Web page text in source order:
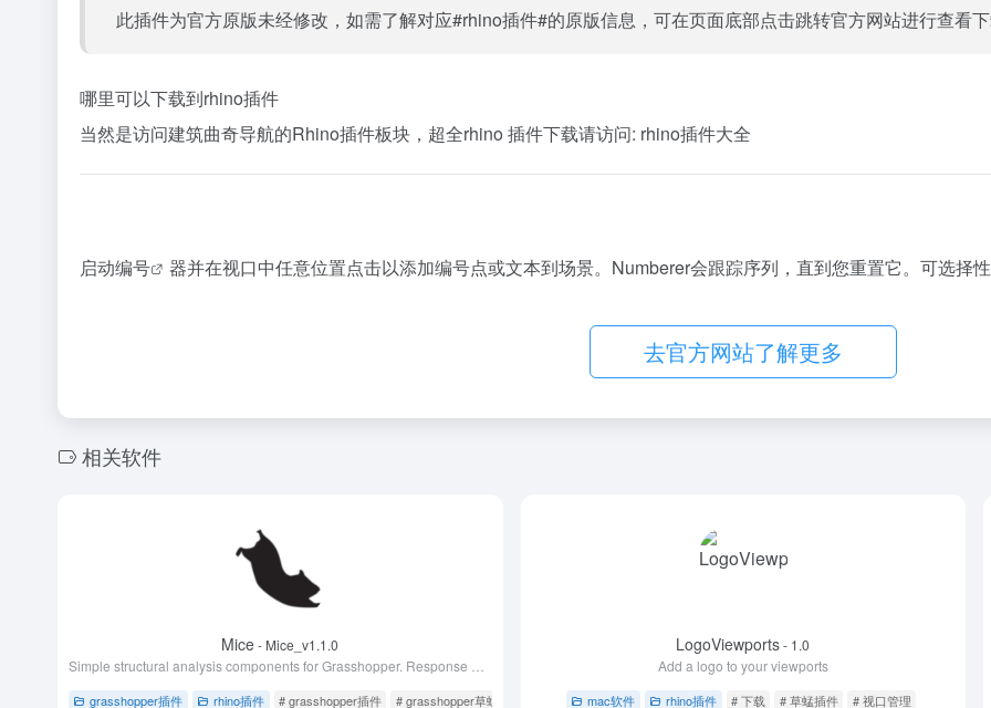
此插件为官方原版未经修改，如需了解对应#rhino插件#的原版信息，可在页面底部点击跳转官方网站进行查看
哪里可以下载到rhino插件
当然是访问建筑曲奇导航的Rhino插件板块，超全rhino 插件下载请访问: rhino插件大全
启动编号 器并在视口中任意位置点击以添加编号点或文本到场景。Numberer会跟踪序列，直到您重置它。可选择
去官方网站了解更多
相关软件
Mice- Mice_v1.1.0
grasshopper插件 rhino插件 # grasshopper插件 # grasshopper草蜢插件
LogoViewports- 1.0
Add a logo to your viewports
mac软件 rhino插件 # 下载 # 草蜢插件 # 视口管理